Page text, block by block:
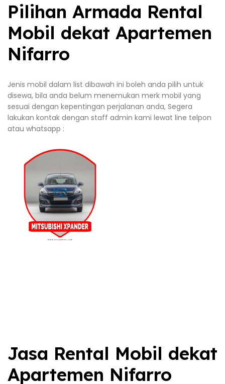
Pilihan Armada Rental
Mobil dekat Apartemen
Nifarro
Jenis mobil dalam list dibawah ini boleh anda pilih untuk
disewa, bila anda belum menemukan merk mobil yang
sesuai dengan kepentingan perjalanan anda, Segera
lakukan kontak dengan staff admin kami lewat line telpon
atau whatsapp :
Jasa Rental Mobil dekat
Apartemen Nifarro